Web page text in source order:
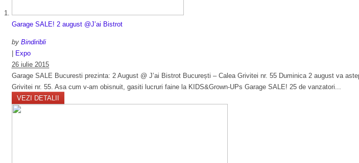
Garage SALE! 2 august @J’ai Bistrot
byBindiribli
Expo
26 iulie 2015
Garage SALE Bucuresti prezinta: 2 August @ J’ai Bistrot București – Calea Grivitei nr. 55 Duminica 2 august va
Grivitei nr. 55. Asa cum v-am obisnuit, gasiti lucruri faine la KIDS&Grown-UPs Garage SALE! 25 de vanzatori...
VEZI DETALII